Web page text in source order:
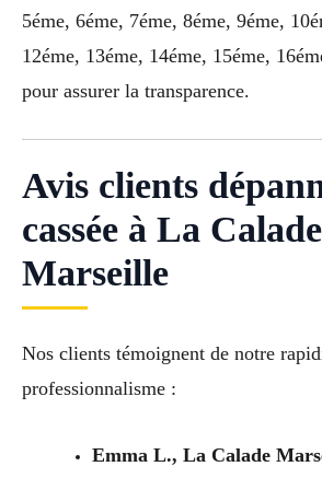
5éme, 6éme, 7éme, 8éme, 9éme,
12éme, 13éme, 14éme, 15éme,
pour assurer la transparence.
Avis clients
cassée à La Calade
Marseille
Nos clients témoignent de notre
professionnalisme :
Emma L., La Calade